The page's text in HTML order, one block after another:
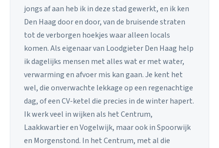
jongs af aan heb ik in deze stad gewerkt, en ik ken
Den Haag door en door, van de bruisende straten
tot de verborgen hoekjes waar alleen locals
komen. Als eigenaar van Loodgieter Den Haag help
ik dagelijks mensen met alles wat er met water,
verwarming en afvoer mis kan gaan. Je kent het
wel, die onverwachte lekkage op een regenachtige
dag, of een CV-ketel die precies in de winter hapert.
Ik werk veel in wijken als het Centrum,
Laakkwartier en Vogelwijk, maar ook in Spoorwijk
en Morgenstond. In het Centrum, met al die